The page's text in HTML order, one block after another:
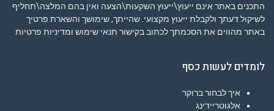
התכנים באתר אינם ייעוץ\ייעוץ השקעות\הצעה ואין בהם המלצה\תחליף
לשיקול דעתך ולקבלת ייעוץ מקצועי. שהייתך, שימושך והשארת פרטיך
באתר מהווים את הסכמתך לכתוב בקישור תנאי שימוש ומדיניות פרטיות
לומדים לעשות כסף
איך לבחור ברוקר
אלגוטריידינג